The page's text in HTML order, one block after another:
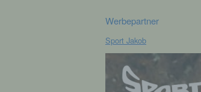
Werbepartner
Sport Jakob